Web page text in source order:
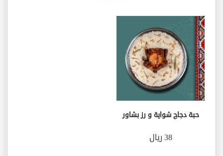
حبة دجاج شواية و رز بشاور
38 ريال